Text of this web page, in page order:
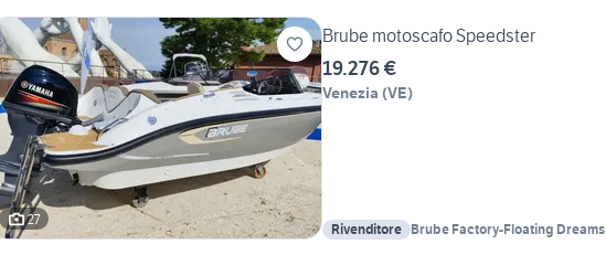
27
Brube motoscafo Speedster
19.276 €
Venezia (VE)
Rivenditore Brube Factory-Floating Dreams